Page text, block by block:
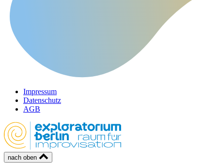
Impressum
Datenschutz
AGB
nach oben